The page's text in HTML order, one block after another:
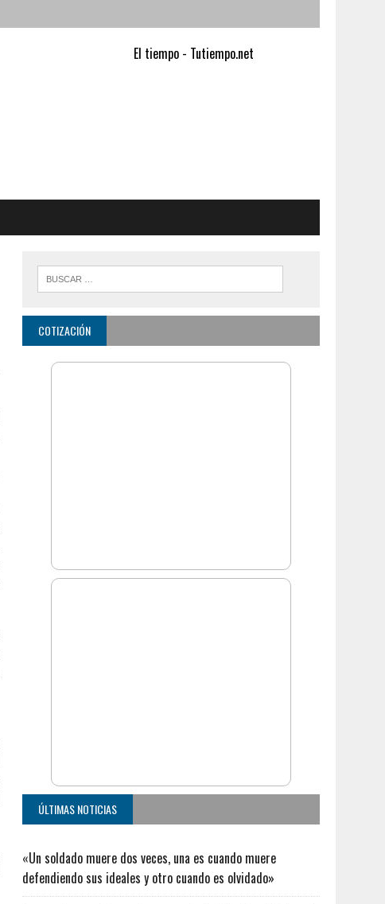
El tiempo - Tutiempo.net
COTIZACIÓN
ÚLTIMAS NOTICIAS
«Un soldado muere dos veces, una es cuando muere
defendiendo sus ideales y otro cuando es olvidado»